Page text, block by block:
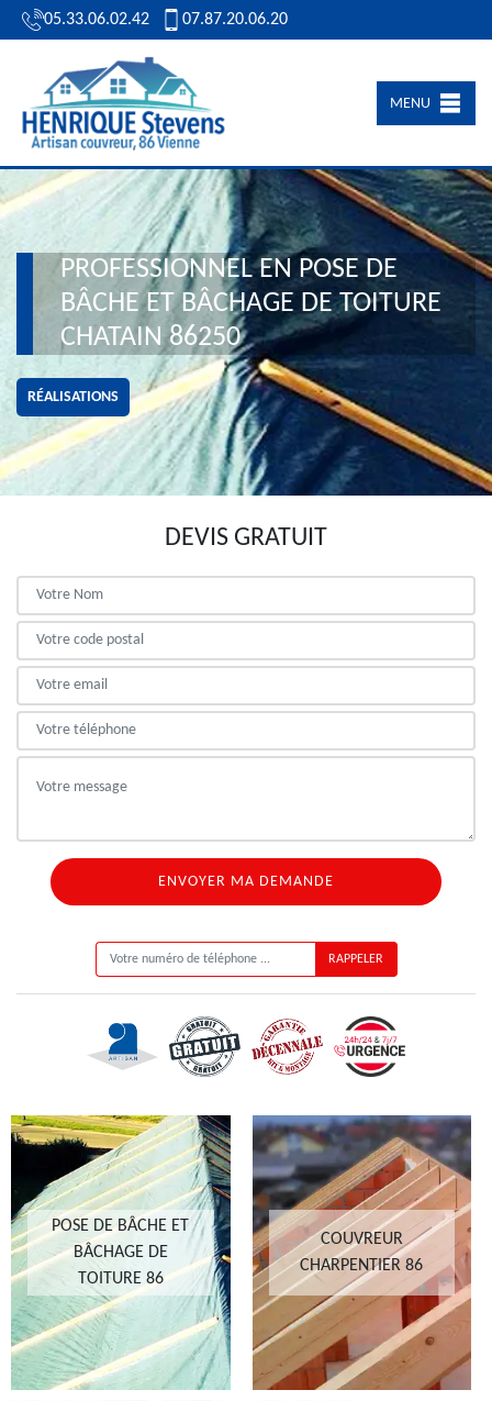
05.33.06.02.42 07.87.20.06.20
MENU
PROFESSIONNEL EN POSE DE
BÂCHE ET BÂCHAGE DE TOITURE
CHATAIN 86250
RÉALISATIONS
DEVIS GRATUIT
POSE DE BÂCHE ET
BÂCHAGE DE
TOITURE 86
COUVREUR
CHARPENTIER 86